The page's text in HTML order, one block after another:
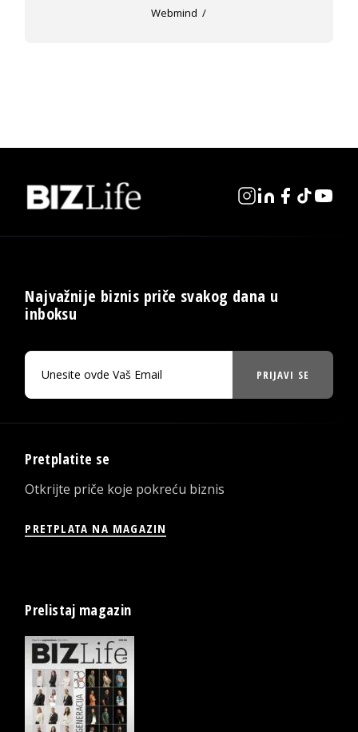
Webmind
Najvažnije biznis priče svakog dana u
inboksu
PRIJAVI SE
Pretplatite se
Otkrijte priče koje pokreću biznis
PRETPLATA NA MAGAZIN
Prelistaj magazin